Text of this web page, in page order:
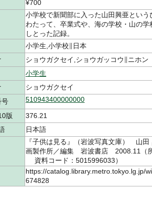
¥700
小学校で新聞部に入った山田興亜とい
わたって、卒業式や、海の学校・山の
しとった記録。
小学生,小学校∥日本
ショウガクセイ,ショウガッコウ∥ニホン
小学生
ショウガクセイ
号
510943400000000
版
376.21
日本語
『子供は見る』（岩波写真文庫） 山
画製作所／編集 岩波書店 2008.11（
資料コード：5015996033）
https://catalog.library.metro.tokyo.lg.jp/
674828